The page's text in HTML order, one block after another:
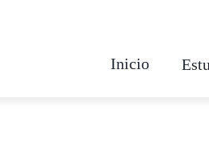
Inicio